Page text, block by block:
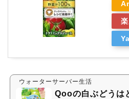
ウォーターサーバー生活
Qooの白ぶどうは